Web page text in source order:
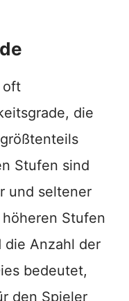
oft
die
Stufen sind
und seltener
Stufen
die Anzahl der
bedeutet,
den Spieler